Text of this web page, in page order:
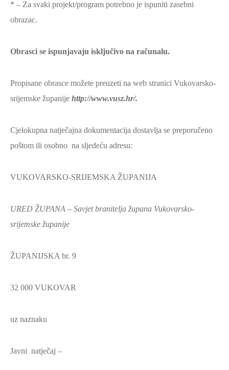
* – Za svaki projekt/program potrebno je ispuniti zasebni
obrazac.
Obrasci se ispunjavaju isključivo na računalu.
Propisane obrasce možete preuzeti na web stranici Vukovarsko-
srijemske županije http://www.vusz.hr/.
Cjelokupna natječajna dokumentacija dostavlja se preporučeno
poštom ili osobno na sljedeću adresu:
VUKOVARSKO-SRIJEMSKA ŽUPANIJA
URED ŽUPANA – Savjet branitelja župana Vukovarsko-
srijemske županije
ŽUPANIJSKA br. 9
32 000 VUKOVAR
uz naznaku
Javni natječaj –